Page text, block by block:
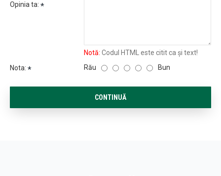
Opinia ta:
Notă: Codul HTML este citit ca şi text!
Nota:
Rău Bun
CONTINUĂ